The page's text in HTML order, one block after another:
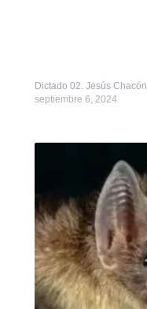
Dictado 02. Jesús Chacón
septiembre 6, 2024